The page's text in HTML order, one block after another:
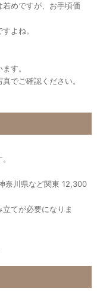
めですが、お手頃価
よね。
す。
でご確認ください。
奈川県など関東 12,300
てが必要になりま